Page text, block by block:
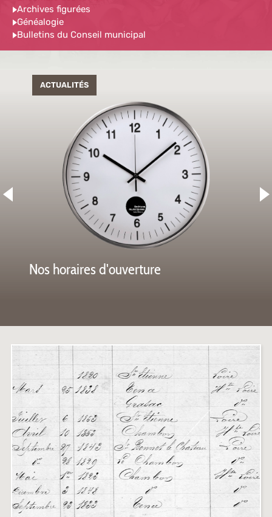
Archives figurées
Généalogie
Bulletins du Conseil municipal
Nos horaires d'ouverture